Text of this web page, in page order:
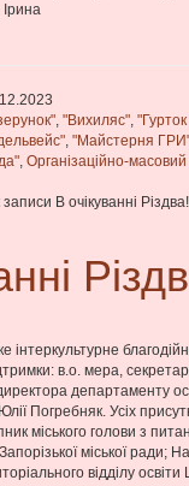
, "Вихиляс", "Гурток
, "Майстерня
, Організаційно-масовий
записи В очікуванні Різдва!
інтеркультурне
в.о. мера,
департаменту
Погребняк. Усіх
міського голови з
міської ради;
відділу освіти